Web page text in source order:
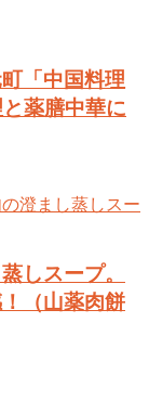
「中国料理
薬膳中華に
しスープ。
（山薬肉餅